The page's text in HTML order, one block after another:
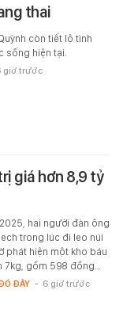
thai
còn tiết lộ tình
sống hiện tại.
giờ trước
giá hơn 8,9 tỷ
hai người đàn ông
trong lúc đi leo núi
phát hiện một kho báu
7kg, gồm 598 đồng…
ĐÂY - 6 giờ trước